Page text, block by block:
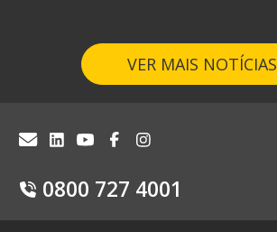
VER MAIS NOTÍCIAS
0800 727 4001